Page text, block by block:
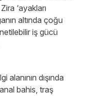
‘ayakları
altında çoğu
iş gücü
alanının dışında
bahis, traş